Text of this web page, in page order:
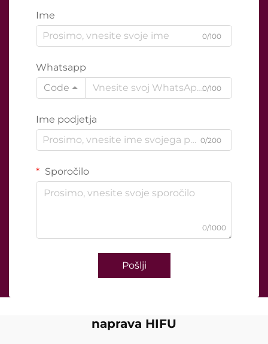
Ime
0/100
Whatsapp
Code
0/100
Ime podjetja
0/200
Sporočilo
0/1000
Pošlji
naprava HIFU